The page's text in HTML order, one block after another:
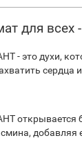
для
- это духи,
сердца
открывается